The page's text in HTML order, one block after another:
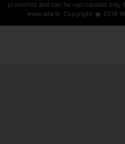
protected and can be reproduced only
www.ada.lk' Copyright � 2018